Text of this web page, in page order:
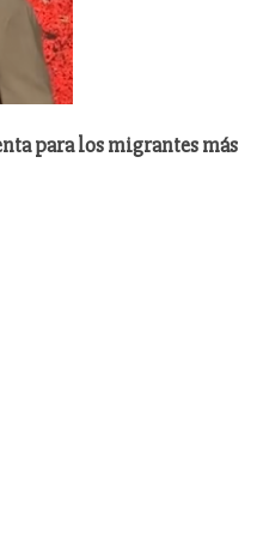
para los migrantes más